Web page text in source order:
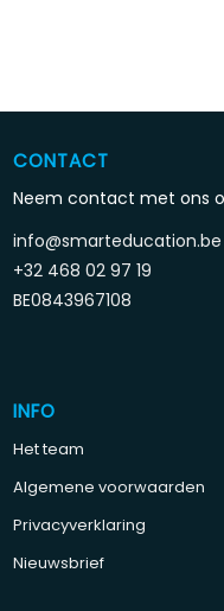
CONTACT
Neem contact met ons
info@smarteducation.be
+32 468 02 97 19
BE0843967108
INFO
Het team
Algemene voorwaarden
Privacyverklaring
Nieuwsbrief